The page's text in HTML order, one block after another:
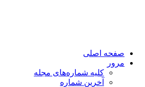
صفحه اصلی
مرور
کلیه شماره‌های مجله
آخرین شماره